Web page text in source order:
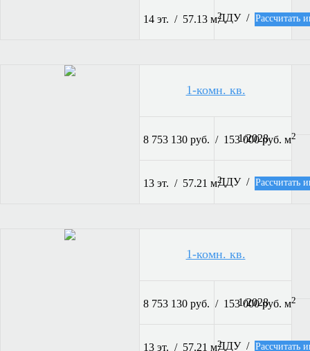
14 эт. / 57.13 м2
ДДУ / Рассчитать
1-комн. кв.
8 753 130 руб. / 153 000 руб. м2
1/2028
13 эт. / 57.21 м2
ДДУ / Рассчитать
1-комн. кв.
8 753 130 руб. / 153 000 руб. м2
1/2028
13 эт. / 57.21 м2
ДДУ / Рассчитать